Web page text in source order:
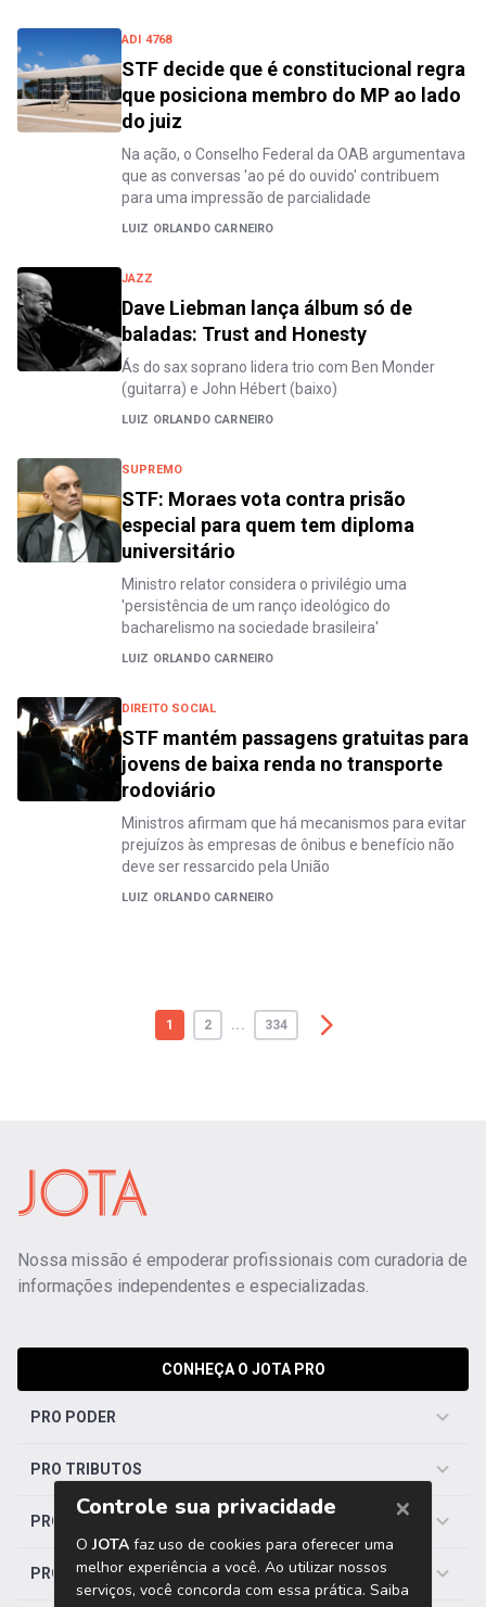
ADI 4768
STF decide que é constitucional regra
que posiciona membro do MP ao lado
do juiz
Na ação, o Conselho Federal da OAB argumentava
que as conversas 'ao pé do ouvido' contribuem
para uma impressão de parcialidade
LUIZ ORLANDO CARNEIRO
JAZZ
Dave Liebman lança álbum só de
baladas: Trust and Honesty
Ás do sax soprano lidera trio com Ben Monder
(guitarra) e John Hébert (baixo)
LUIZ ORLANDO CARNEIRO
SUPREMO
STF: Moraes vota contra prisão
especial para quem tem diploma
universitário
Ministro relator considera o privilégio uma
'persistência de um ranço ideológico do
bacharelismo na sociedade brasileira'
LUIZ ORLANDO CARNEIRO
DIREITO SOCIAL
STF mantém passagens gratuitas para
jovens de baixa renda no transporte
rodoviário
Ministros afirmam que há mecanismos para evitar
prejuízos às empresas de ônibus e benefício não
deve ser ressarcido pela União
LUIZ ORLANDO CARNEIRO
1 2 ... 334
Nossa missão é empoderar profissionais com curadoria de
informações independentes e especializadas.
CONHEÇA O JOTA PRO
PRO PODER
PRO TRIBUTOS
PRO TRABALHISTA
PRO SAÚDE